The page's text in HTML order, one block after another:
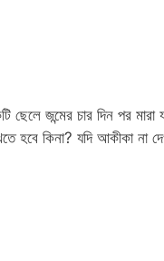
জন্মের চার দিন পর মারা
হবে কিনা? যদি আকীকা না